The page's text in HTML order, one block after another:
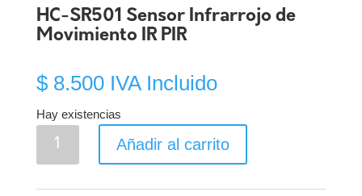
HC-SR501 Sensor Infrarrojo de
Movimiento IR PIR
$8.500 IVA Incluido
Hay existencias
HC-
Añadir al carrito